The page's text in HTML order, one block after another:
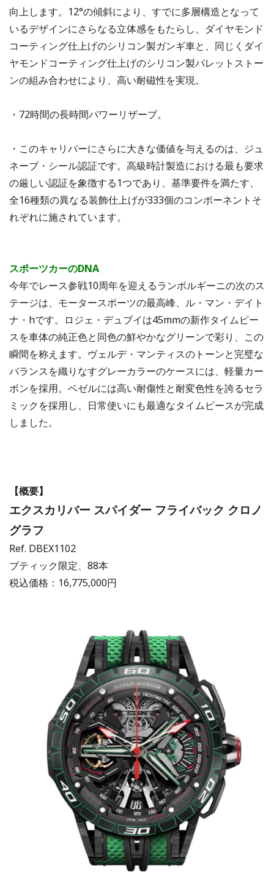
向上します。12°の傾斜により、すでに多層構造となって
いるデザインにさらなる立体感をもたらし、ダイヤモンド
コーティング仕上げのシリコン製ガンギ車と、同じくダイ
ヤモンドコーティング仕上げのシリコン製パレットストー
ンの組み合わせにより、高い耐磁性を実現。
・72時間の長時間パワーリザーブ。
・このキャリバーにさらに大きな価値を与えるのは、ジュ
ネーブ・シール認証です。高級時計製造における最も要求
の厳しい認証を象徴する1つであり、基準要件を満たす、
全16種類の異なる装飾仕上げが333個のコンポーネントそ
れぞれに施されています。
スポーツカーのDNA
今年でレース参戦10周年を迎えるランボルギーニの次のス
テージは、モータースポーツの最高峰、ル・マン・デイト
ナ・hです。ロジェ・デュブイは45mmの新作タイムピー
スを車体の純正色と同色の鮮やかなグリーンで彩り、この
瞬間を称えます。ヴェルデ・マンティスのトーンと完璧な
バランスを織りなすグレーカラーのケースには、軽量カー
ボンを採用。ベゼルには高い耐傷性と耐変色性を誇るセラ
ミックを採用し、日常使いにも最適なタイムピースが完成
しました。
【概要】
エクスカリバー スパイダー フライバック クロノ
グラフ
Ref. DBEX1102
ブティック限定、88本
税込価格：16,775,000円